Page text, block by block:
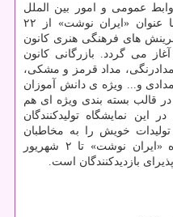
عمومی و امور بین الملل
كانون، ششمین نمایشگاه عرضه با عنوان «ایران نوشت» از ۲۲
های فرهنگی هنری كانون
آغاز می گردد. بازرگانی كانون
مداد قرمز و مشكی،
و... ویژه ی دانش آموزان
قالب بسته بندی ویژه ای هم
نمایشگاه تولیدكنندگان
خویش را به مخاطبان
عرضه می كنند. ششمین نمایشگاه «ایران نوشت» تا ۲ شهریور